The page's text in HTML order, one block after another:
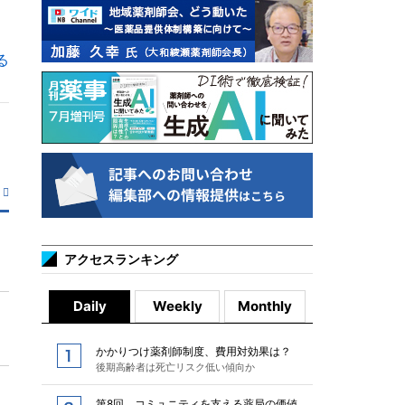
アクセスランキング
Daily Weekly Monthly
かかりつけ薬剤師制度、費用対効果は？
後期高齢者は死亡リスク低い傾向か